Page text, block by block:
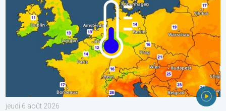
jeudi 6 août 2026